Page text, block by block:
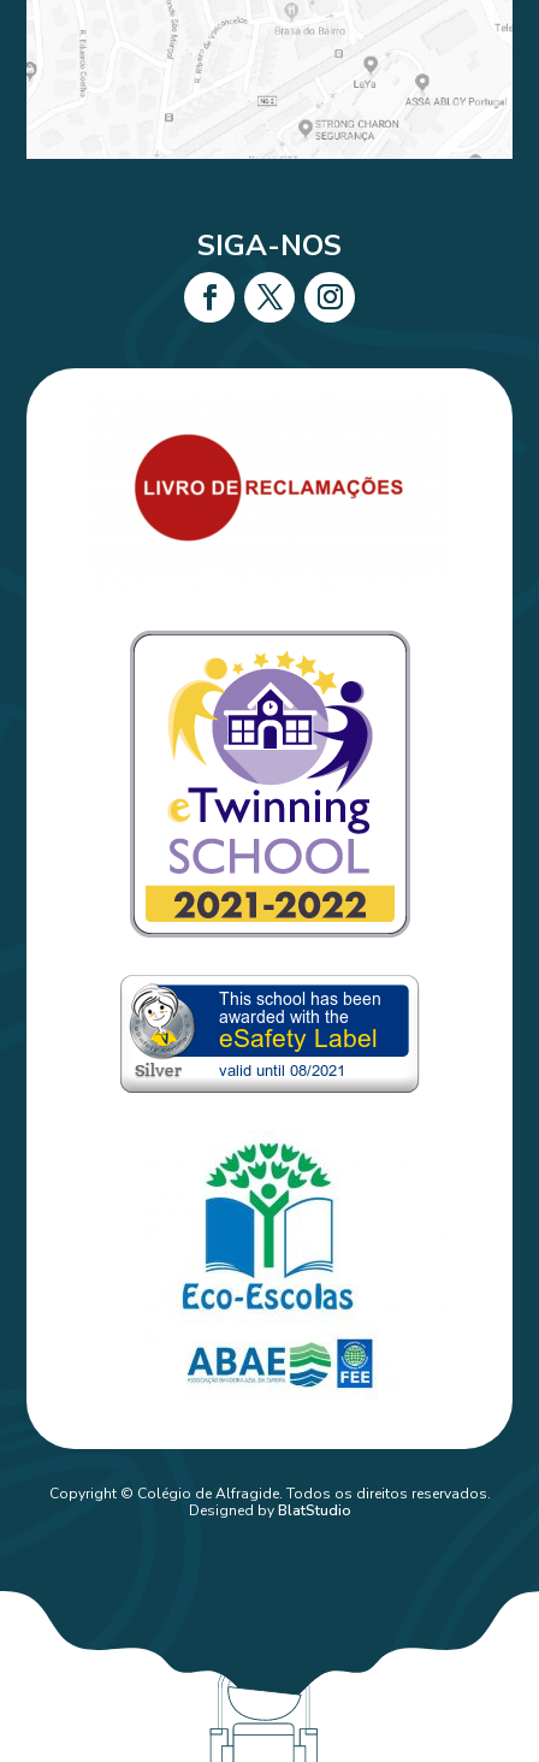
SIGA-NOS
Copyright © Colégio de Alfragide. Todos os direitos reservados.
Designed byBlatStudio